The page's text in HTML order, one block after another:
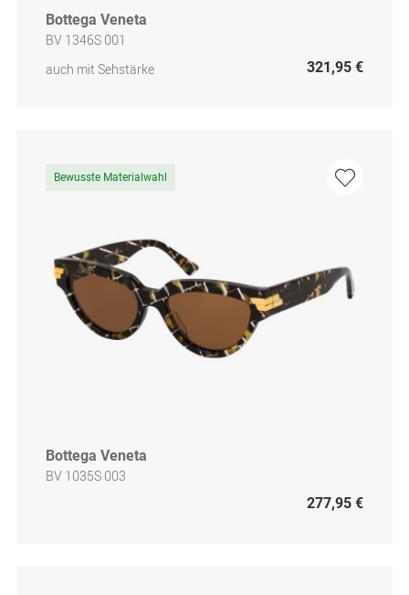
Bottega Veneta
BV 1346S 001
auch mit Sehstärke
321,95 €
Bewusste Materialwahl
Bottega Veneta
BV 1035S 003
277,95 €